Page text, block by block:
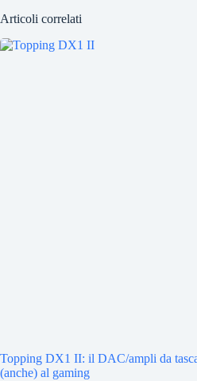
Articoli correlati
Topping DX1 II: il DAC/ampli da
(anche) al gaming